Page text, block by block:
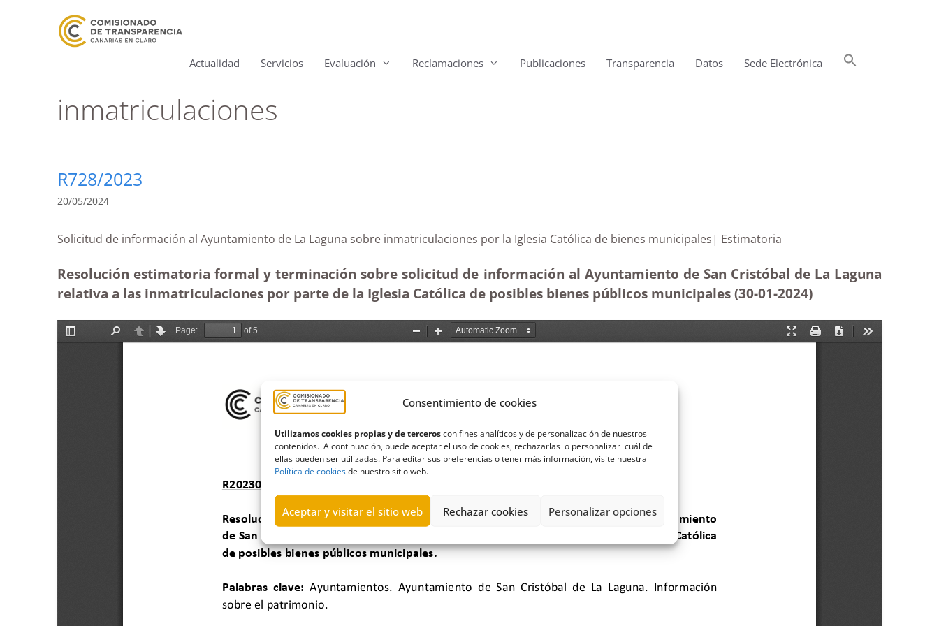
Consentimiento de cookies
Utilizamos cookies propias y de terceroscon fines analíticos y de personalización de nuestros
contenidos. A continuación, puede aceptar el uso de cookies, rechazarlas o personalizar cuál de
ellas pueden ser utilizadas. Para editar sus preferencias o tener más información, visite nuestra
Política de cookiesde nuestro sitio web.
Aceptar y visitar el sitio web Rechazar cookies Personalizar opciones
Actualidad Servicios Evaluación Reclamaciones Publicaciones Transparencia Datos Sede Electrónica
inmatriculaciones
R728/2023
20/05/2024
Solicitud de información al Ayuntamiento de La Laguna sobre inmatriculaciones por la Iglesia Católica de bienes municipales| Estimatoria
Resolución estimatoria formal y terminación sobre solicitud de información al Ayuntamiento de San Cristóbal de La Laguna
relativa a las inmatriculaciones por parte de la Iglesia Católica de posibles bienes públicos municipales (30-01-2024)